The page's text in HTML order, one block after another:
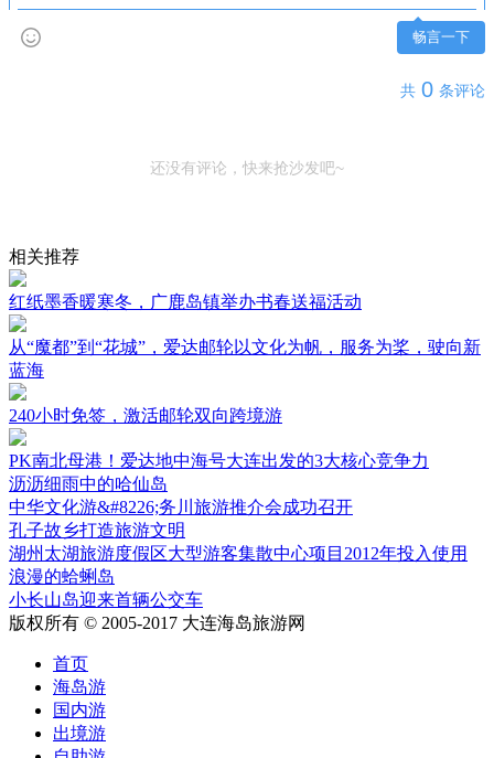
畅言一下
共 0 条评论
还没有评论，快来抢沙发吧~
相关推荐
红纸墨香暖寒冬，广鹿岛镇举办书春送福活动
从“魔都”到“花城”，爱达邮轮以文化为帆，服务为桨，驶向新
蓝海
240小时免签，激活邮轮双向跨境游
PK南北母港！爱达地中海号大连出发的3大核心竞争力
沥沥细雨中的哈仙岛
中华文化游&#8226;务川旅游推介会成功召开
孔子故乡打造旅游文明
湖州太湖旅游度假区大型游客集散中心项目2012年投入使用
浪漫的蛤蜊岛
小长山岛迎来首辆公交车
版权所有 © 2005-2017 大连海岛旅游网
首页
海岛游
国内游
出境游